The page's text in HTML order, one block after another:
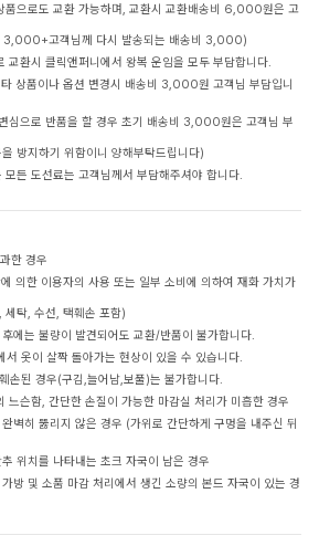
품으로도 교환 가능하며, 교환시 교환배송비 6,000원은 고
3,000+고객님께 다시 발송되는 배송비 3,000)
교환시 클릭앤퍼니에서 왕복 운임을 모두 부담합니다.
상품이나 옵션 변경시 배송비 3,000원 고객님 부담입니
심으로 반품을 할 경우 초기 배송비 3,000원은 고객님 부
방지하기 위함이니 양해부탁드립니다)
든 도선료는 고객님께서 부담해주셔야 합니다.
한 경우
의한 이용자의 사용 또는 일부 소비에 의하여 재화 가치가
세탁, 수선, 택훼손 포함)
에는 불량이 발견되어도 교환/반품이 불가합니다.
옷이 살짝 돌아가는 현상이 있을 수 있습니다.
손된 경우(구김,늘어남,보풀)는 불가합니다.
느슨함, 간단한 손질이 가능한 마감실 처리가 미흡한 경우
벽히 뚫리지 않은 경우 (가위로 간단하게 구멍을 내주신 뒤
위치를 나타내는 초크 자국이 남은 경우
방 및 소품 마감 처리에서 생긴 소량의 본드 자국이 있는 경